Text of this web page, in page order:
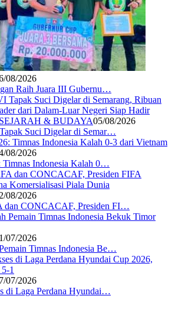
08/2026
Raih Juara III Gubernu…
SEJARAH & BUDAYA05/08/2026
Suci Digelar di Semar…
08/2026
Timnas Indonesia Kalah 0…
08/2026
dan CONCACAF, Presiden FI…
07/2026
Timnas Indonesia Be…
07/2026
di Laga Perdana Hyundai…